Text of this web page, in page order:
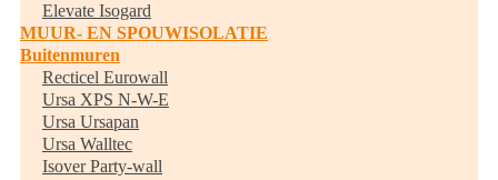
Elevate Isogard
MUUR- EN SPOUWISOLATIE
Buitenmuren
Recticel Eurowall
Ursa XPS N-W-E
Ursa Ursapan
Ursa Walltec
Isover Party-wall